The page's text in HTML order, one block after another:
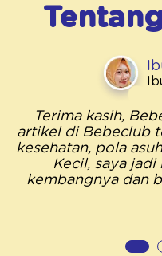
Terima kasih,
artikel di Bebeclub
kesehatan, pola
Kecil, saya
kembangnya dan